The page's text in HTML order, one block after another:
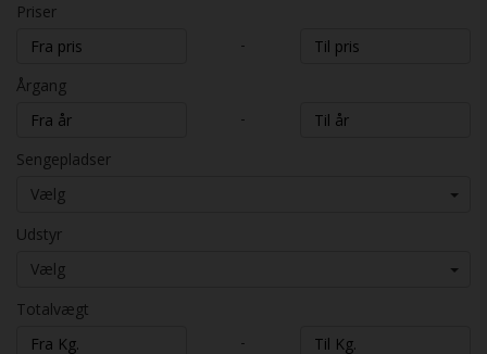
Priser
-
Årgang
-
Sengepladser
Vælg
Udstyr
Vælg
Totalvægt
-